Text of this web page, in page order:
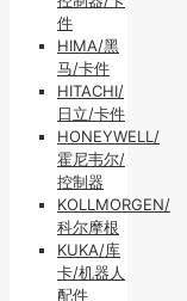
件
HIMA/黑
马/卡件
HITACHI/
日立/卡件
HONEYWELL/
霍尼韦尔/
控制器
KOLLMORGEN/
科尔摩根
KUKA/库
卡/机器人
配件